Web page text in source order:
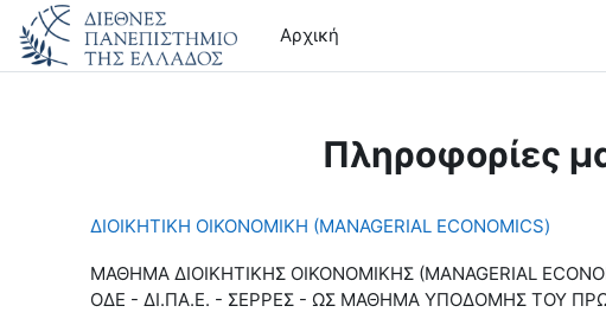
Μετάβαση στο κεντρικό περιεχόμενο
Αρχική
Πληροφορίες
ΔΙΟΙΚΗΤΙΚΗ ΟΙΚΟΝΟΜΙΚΗ (MANAGERIAL ECONOMICS)
ΜΑΘΗΜΑ ΔΙΟΙΚΗΤΙΚΗΣ ΟΙΚΟΝΟΜΙΚΗΣ (MANAGERIAL
ΟΔΕ - ΔΙ.ΠΑ.Ε. - ΣΕΡΡΕΣ - ΩΣ ΜΑΘΗΜΑ ΥΠΟΔΟΜΗΣ ΤΟΥ